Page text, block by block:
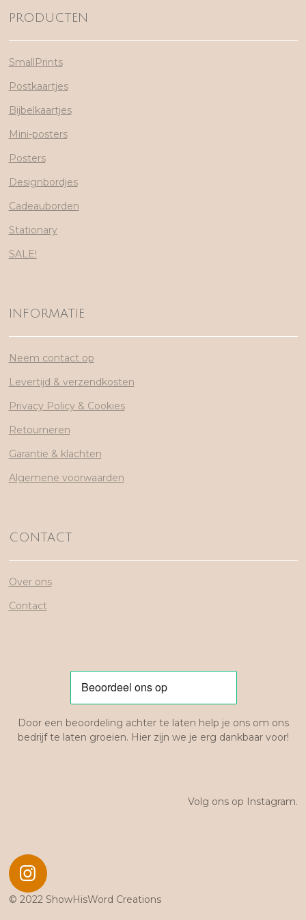
PRODUCTEN
SmallPrints
Postkaartjes
Bijbelkaartjes
Mini-posters
Posters
Designbordjes
Cadeauborden
Stationary
SALE!
INFORMATIE
Neem contact op
Levertijd & verzendkosten
Privacy Policy & Cookies
Retourneren
Garantie & klachten
Algemene voorwaarden
CONTACT
Over ons
Contact
Door een beoordeling achter te laten help je ons om ons
bedrijf te laten groeien. Hier zijn we je erg dankbaar voor!
Volg ons op Instagram.
I
n
© 2022 ShowHisWord Creations